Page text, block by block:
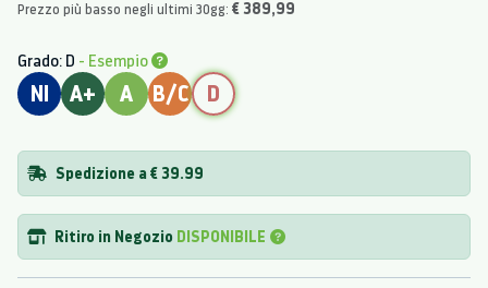
Prezzo più basso negli ultimi 30gg: € 389,99
Grado: D - Esempio
NI A+ A B/C D
Spedizione a € 39.99
Ritiro in Negozio DISPONIBILE